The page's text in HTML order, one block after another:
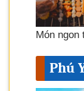
Món ngon
Phú